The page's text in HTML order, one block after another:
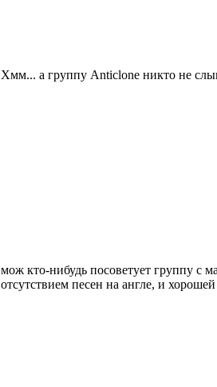
Хмм... а группу Anticlone никто не
мож кто-нибудь посоветует группу с
отсутствием песен на англе, и